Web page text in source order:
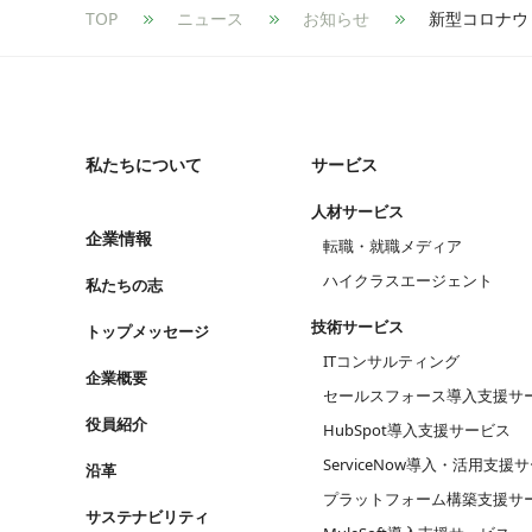
TOP ニュース お知らせ
私たちについて
企業情報
私たちの志
トップメッセージ
企業概要
役員紹介
沿革
サステナビリティ
サービス
人材サービス
転職・就職メディア
ハイクラスエージェント
技術サービス
ITコンサルティング
セールスフォース導入支援サ
HubSpot導入支援サービス
ServiceNow導入・活用支援
プラットフォーム構築支援サ